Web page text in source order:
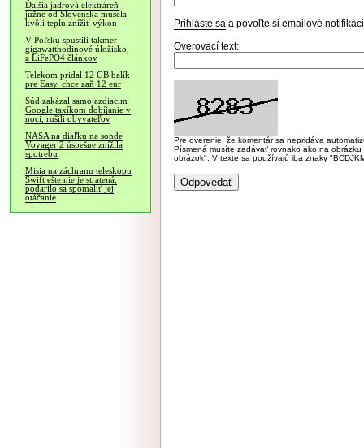
Ďalšia jadrová elektráreň
južne od Slovenska musela
kvôli teplu znížiť výkon
V Poľsku spustili takmer
gigawatthodinové úložisko,
z LiFePO4 článkov
Telekom pridal 12 GB balík
pre Easy, chce zaň 12 eur
Súd zakázal samojazdiacim
Google taxíkom dobíjanie v
noci, rušili obyvateľov
NASA na diaľku na sonde
Voyager 2 úspešne znížila
spotrebu
Misia na záchranu teleskopu
Swift ešte nie je stratená,
podarilo sa spomaliť jej
otáčanie
Prihláste sa a povoľte si emailové
Overovací text:
Pre overenie, že komentár sa nepridáva
Písmená musíte zadávať rovnako ako na
obrázok". V texte sa používajú iba znaky